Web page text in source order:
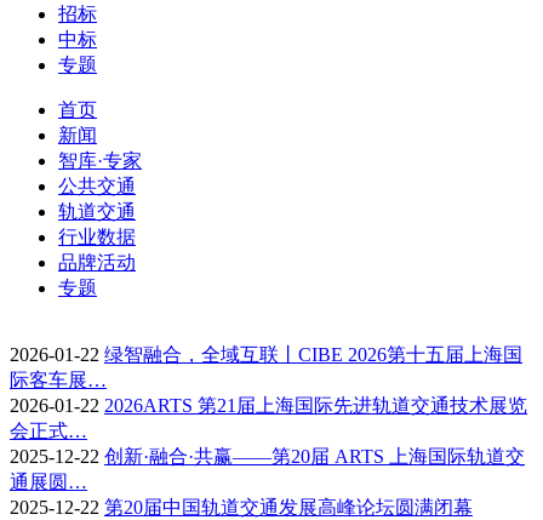
招标
中标
专题
首页
新闻
智库·专家
公共交通
轨道交通
行业数据
品牌活动
专题
2026-01-22 绿智融合，全域互联丨CIBE 2026第十五届上海国
际客车展…
2026-01-22 2026ARTS 第21届上海国际先进轨道交通技术展览
会正式…
2025-12-22 创新·融合·共赢——第20届 ARTS 上海国际轨道交
通展圆…
2025-12-22 第20届中国轨道交通发展高峰论坛圆满闭幕